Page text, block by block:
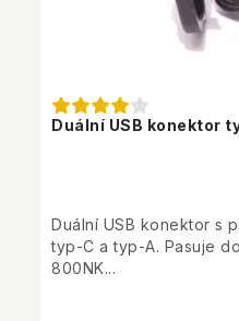
Duální USB konektor
Duální USB konektor s
typ-C a typ-A. Pasuje
800NK...